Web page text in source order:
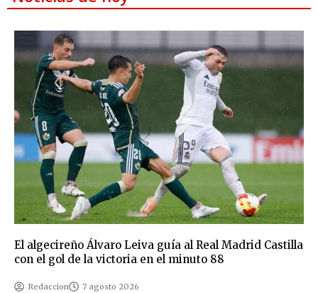
El algecireño Álvaro Leiva guía al Real Madrid Castilla
con el gol de la victoria en el minuto 88
Redaccion 7 agosto 2026